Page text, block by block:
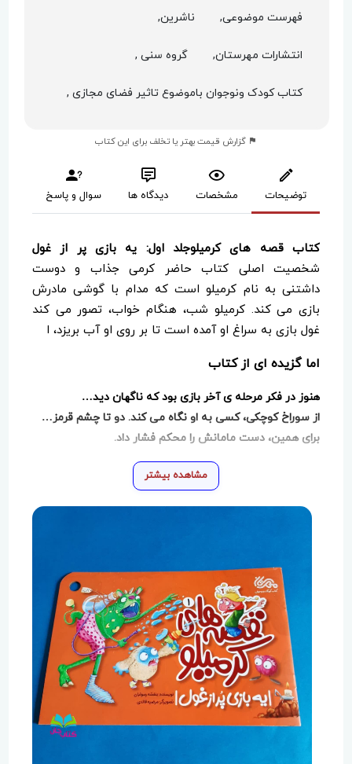
فهرست موضوعی, ناشرین,
انتشارات مهرستان, گروه سنی ,
کتاب کودک ونوجوان باموضوع تاثیر فضای مجازی ,
گزارش قیمت بهتر یا تخلف برای این کتاب
توضیحات مشخصات دیدگاه ها سوال و پاسخ
کتاب قصه های کرمیلوجلد اول: یه بازی پر از غول
شخصیت اصلی کتاب حاضر کرمی جذاب و دوست
داشتنی به نام کرمیلو است که مدام با گوشی مادرش
بازی می کند. کرمیلو شب، هنگام خواب، تصور می کند
غول بازی به سراغ او آمده است تا بر روی او آب بریزد، ا
اما گزیده ای از کتاب
هنوز در فکر مرحله ی آخر بازی بود که ناگهان دید…
از سوراخ کوچکی، کسی به او نگاه می کند. دو تا چشم قرمز…
برای همین، دست مامانش را محکم فشار داد.
مشاهده بیشتر